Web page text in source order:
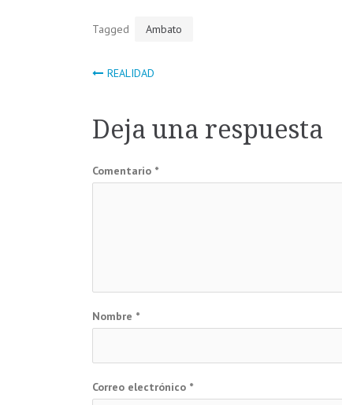
Tagged Ambato
Navegación
de
entradas
REALIDAD
Deja una respuesta
Comentario *
Nombre *
Correo electrónico *